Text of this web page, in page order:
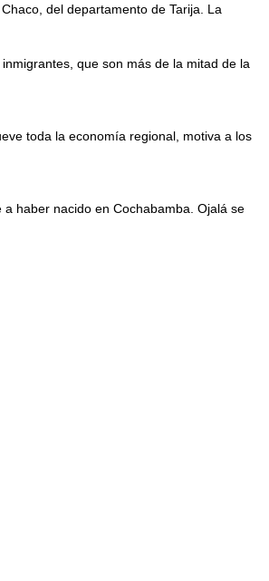
del departamento de Tarija. La
que son más de la mitad de la
toda la economía regional, motiva a los
haber nacido en Cochabamba. Ojalá se